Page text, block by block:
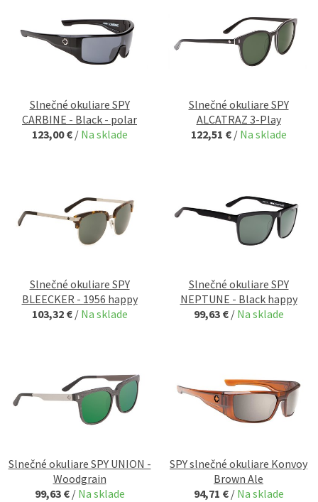
Slnečné okuliare SPY
CARBINE - Black - polar
123,00 € / Na sklade
Slnečné okuliare SPY
ALCATRAZ 3-Play
122,51 € / Na sklade
Slnečné okuliare SPY
BLEECKER - 1956 happy
103,32 € / Na sklade
Slnečné okuliare SPY
NEPTUNE - Black happy
99,63 € / Na sklade
Slnečné okuliare SPY UNION -
Woodgrain
99,63 € / Na sklade
SPY slnečné okuliare Konvoy
Brown Ale
94,71 € / Na sklade